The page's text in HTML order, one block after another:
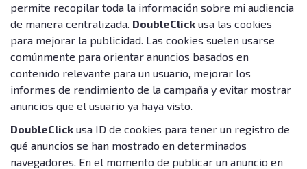
permite recopilar toda la información sobre mi audiencia
de manera centralizada. DoubleClick usa las cookies
para mejorar la publicidad. Las cookies suelen usarse
comúnmente para orientar anuncios basados en
contenido relevante para un usuario, mejorar los
informes de rendimiento de la campaña y evitar mostrar
anuncios que el usuario ya haya visto.
DoubleClick usa ID de cookies para tener un registro de
qué anuncios se han mostrado en determinados
navegadores. En el momento de publicar un anuncio en